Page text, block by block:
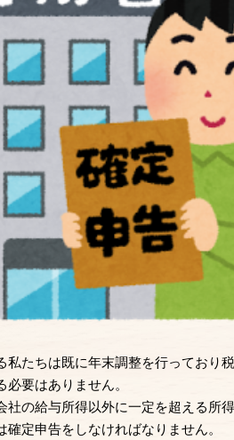
私たちは既に年末調整を行っており
必要はありません。
社の給与所得以外に一定を超える所
確定申告をしなければなりません。